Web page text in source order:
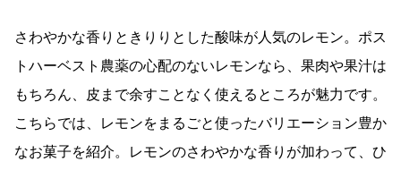
さわやかな香りときりりとした酸味が人気のレモン。ポス
トハーベスト農薬の心配のないレモンなら、果肉や果汁は
もちろん、皮まで余すことなく使えるところが魅力です。
こちらでは、レモンをまるごと使ったバリエーション豊か
なお菓子を紹介。レモンのさわやかな香りが加わって、ひ